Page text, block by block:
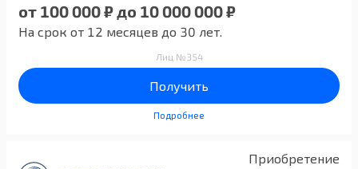
от 100 000 ₽ до 10 000 000 ₽
На срок от 12 месяцев до 30 лет.
Лиц №354
Получить
Подробнее
Приобретение